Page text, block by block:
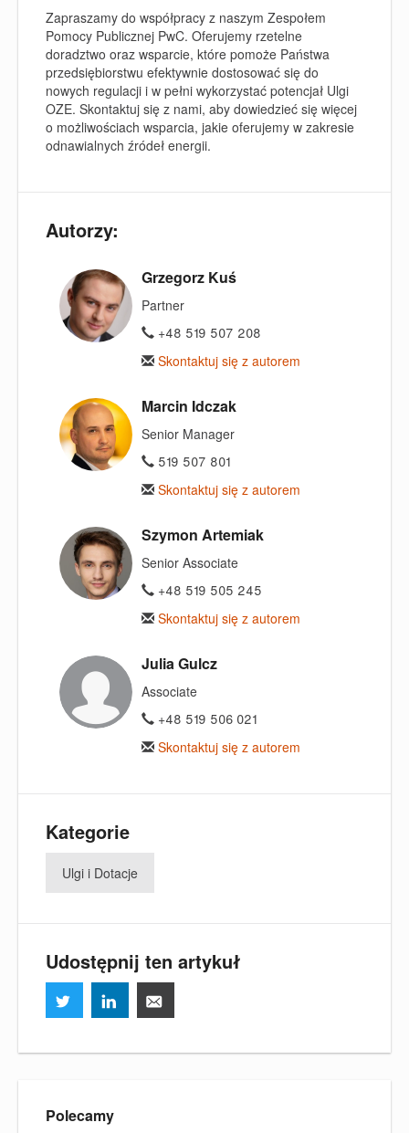
Zapraszamy do współpracy z naszym Zespołem
Pomocy Publicznej PwC. Oferujemy rzetelne
doradztwo oraz wsparcie, które pomoże Państwa
przedsiębiorstwu efektywnie dostosować się do
nowych regulacji i w pełni wykorzystać potencjał Ulgi
OZE. Skontaktuj się z nami, aby dowiedzieć się więcej
o możliwościach wsparcia, jakie oferujemy w zakresie
odnawialnych źródeł energii.
Autorzy:
Grzegorz Kuś
Partner
+48 519 507 208
Skontaktuj się z autorem
Marcin Idczak
Senior Manager
519 507 801
Skontaktuj się z autorem
Szymon Artemiak
Senior Associate
+48 519 505 245
Skontaktuj się z autorem
Julia Gulcz
Associate
+48 519 506 021
Skontaktuj się z autorem
Kategorie
Ulgi i Dotacje
Udostępnij ten artykuł
Polecamy